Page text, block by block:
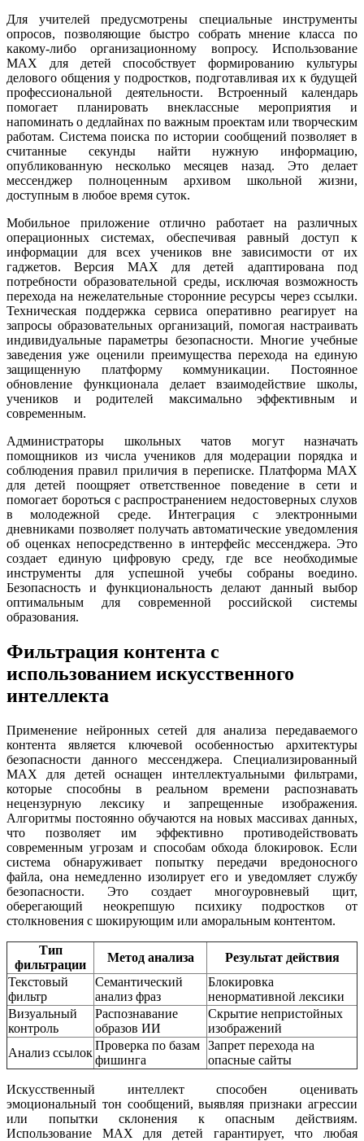
Для учителей предусмотрены специальные инструменты
опросов, позволяющие быстро собрать мнение класса по
какому-либо организационному вопросу. Использование
MAX для детей способствует формированию культуры
делового общения у подростков, подготавливая их к будущей
профессиональной деятельности. Встроенный календарь
помогает планировать внеклассные мероприятия и
напоминать о дедлайнах по важным проектам или творческим
работам. Система поиска по истории сообщений позволяет в
считанные секунды найти нужную информацию,
опубликованную несколько месяцев назад. Это делает
мессенджер полноценным архивом школьной жизни,
доступным в любое время суток.
Мобильное приложение отлично работает на различных
операционных системах, обеспечивая равный доступ к
информации для всех учеников вне зависимости от их
гаджетов. Версия MAX для детей адаптирована под
потребности образовательной среды, исключая возможность
перехода на нежелательные сторонние ресурсы через ссылки.
Техническая поддержка сервиса оперативно реагирует на
запросы образовательных организаций, помогая настраивать
индивидуальные параметры безопасности. Многие учебные
заведения уже оценили преимущества перехода на единую
защищенную платформу коммуникации. Постоянное
обновление функционала делает взаимодействие школы,
учеников и родителей максимально эффективным и
современным.
Администраторы школьных чатов могут назначать
помощников из числа учеников для модерации порядка и
соблюдения правил приличия в переписке. Платформа MAX
для детей поощряет ответственное поведение в сети и
помогает бороться с распространением недостоверных слухов
в молодежной среде. Интеграция с электронными
дневниками позволяет получать автоматические уведомления
об оценках непосредственно в интерфейс мессенджера. Это
создает единую цифровую среду, где все необходимые
инструменты для успешной учебы собраны воедино.
Безопасность и функциональность делают данный выбор
оптимальным для современной российской системы
образования.
Фильтрация контента с
использованием искусственного
интеллекта
Применение нейронных сетей для анализа передаваемого
контента является ключевой особенностью архитектуры
безопасности данного мессенджера. Специализированный
MAX для детей оснащен интеллектуальными фильтрами,
которые способны в реальном времени распознавать
нецензурную лексику и запрещенные изображения.
Алгоритмы постоянно обучаются на новых массивах данных,
что позволяет им эффективно противодействовать
современным угрозам и способам обхода блокировок. Если
система обнаруживает попытку передачи вредоносного
файла, она немедленно изолирует его и уведомляет службу
безопасности. Это создает многоуровневый щит,
оберегающий неокрепшую психику подростков от
столкновения с шокирующим или аморальным контентом.
Тип
фильтрации
Метод анализа
Результат действия
Текстовый
фильтр
Семантический
анализ фраз
Блокировка
ненормативной лексики
Визуальный
контроль
Распознавание
образов ИИ
Скрытие непристойных
изображений
Анализ ссылок
Проверка по базам
фишинга
Запрет перехода на
опасные сайты
Искусственный интеллект способен оценивать
эмоциональный тон сообщений, выявляя признаки агрессии
или попытки склонения к опасным действиям.
Использование MAX для детей гарантирует, что любая